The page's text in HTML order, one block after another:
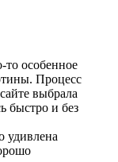
то особенное
Процесс
выбрала
быстро и без
удивлена